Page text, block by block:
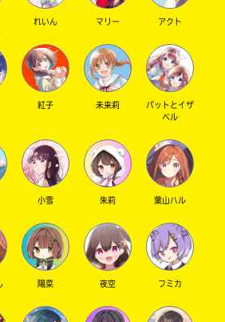
ワードから探す
シャルアカウント
れいん マリー アクト
紅子 未来莉
パットとイザ
ベル
小雪 朱莉 葉山ハル
陽菜 夜空 フミカ